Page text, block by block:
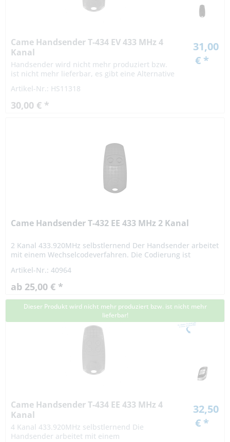
Came Handsender T-434 EV 433 MHz 4
Kanal
Handsender wird nicht mehr produziert bzw.
ist nicht mehr lieferbar, es gibt eine Alternative
Artikel-Nr.: HS11318
30,00 € *
31,00
€ *
Came Handsender T-432 EE 433 MHz 2 Kanal
2 Kanal 433.920MHz selbstlernend Der Handsender arbeitet
mit einem Wechselcodeverfahren. Die Codierung ist
nach einer...
Artikel-Nr.: 40964
ab 25,00 € *
Dieser Produkt wird nicht mehr produziert bzw. ist nicht mehr
lieferbar!
Came Handsender T-434 EE 433 MHz 4
Kanal
4 Kanal 433.920MHz selbstlernend Die
Handsender arbeitet mit einem
32,50
€ *